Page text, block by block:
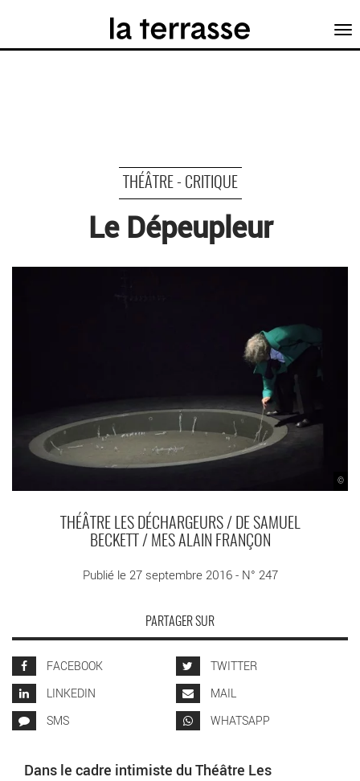
THÉÂTRE - CRITIQUE
Le Dépeupleur
©
THÉÂTRE LES DÉCHARGEURS / DE SAMUEL
BECKETT / MES ALAIN FRANÇON
Publié le 27 septembre 2016 - N° 247
PARTAGER SUR
FACEBOOK
TWITTER
LINKEDIN
MAIL
SMS
WHATSAPP
Dans le cadre intimiste du Théâtre Les